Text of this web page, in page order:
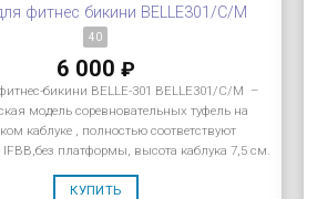
фитнес бикини BELLE301/C/M
40
6 000 ₽
бикини BELLE-301 BELLE301/C/M –
модель соревновательных туфель на
каблуке , полностью соответствуют
платформы, высота каблука 7,5 см.
КУПИТЬ